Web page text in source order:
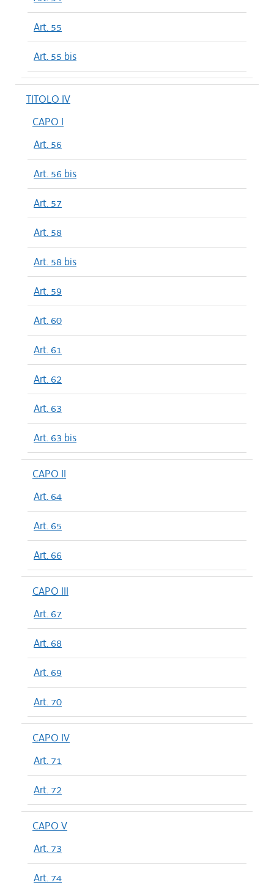
Art. 55
Art. 55 bis
TITOLO IV
CAPO I
Art. 56
Art. 56 bis
Art. 57
Art. 58
Art. 58 bis
Art. 59
Art. 60
Art. 61
Art. 62
Art. 63
Art. 63 bis
CAPO II
Art. 64
Art. 65
Art. 66
CAPO III
Art. 67
Art. 68
Art. 69
Art. 70
CAPO IV
Art. 71
Art. 72
CAPO V
Art. 73
Art. 74